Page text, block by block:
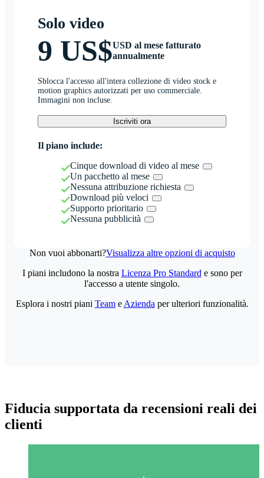
Solo video
9 US$USD al mese fatturato
annualmente
Sblocca l'accesso all'intera collezione di video stock e
motion graphics autorizzati per uso commerciale.
Immagini non incluse.
Iscriviti ora
Il piano include:
Cinque download di video al mese
Un pacchetto al mese
Nessuna attribuzione richiesta
Download più veloci
Supporto prioritario
Nessuna pubblicità
Non vuoi abbonarti?Visualizza altre opzioni di acquisto
I piani includono la nostra Licenza Pro Standard e sono per
l'accesso a utente singolo.
Esplora i nostri piani Teame Azienda per ulteriori funzionalità.
Fiducia supportata da recensioni reali dei
clienti